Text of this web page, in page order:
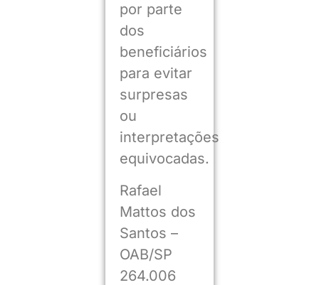
por parte
dos
beneficiários
para evitar
surpresas
ou
interpretações
equivocadas.
Rafael
Mattos dos
Santos –
OAB/SP
264.006